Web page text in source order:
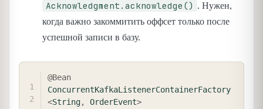
Acknowledgment.acknowledge() . Нужен,
когда важно закоммитить оффсет только после
успешной записи в базу.
@Bean
ConcurrentKafkaListenerContainerFactory
<String, OrderEvent>